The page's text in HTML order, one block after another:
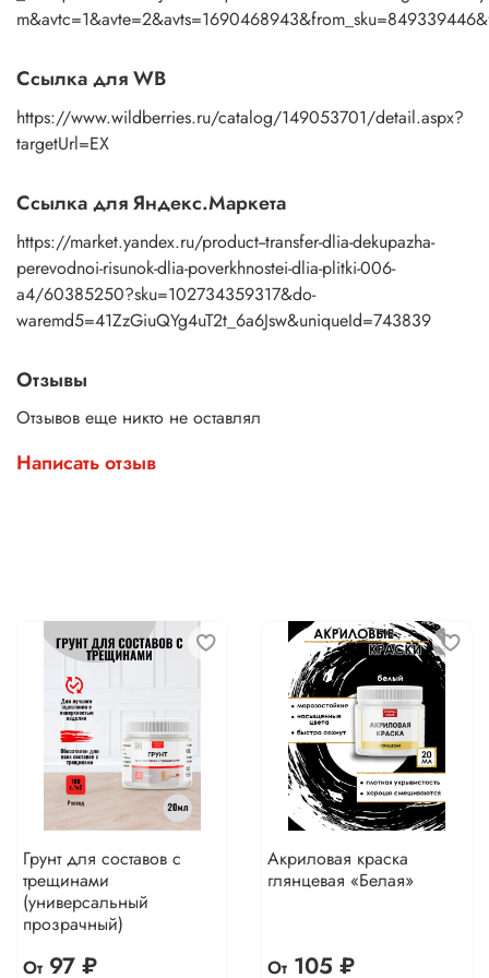
Ссылка для WB
https://www.wildberries.ru/catalog/149053701/detail.aspx?
targetUrl=EX
Ссылка для Яндекс.Маркета
https://market.yandex.ru/product--transfer-dlia-dekupazha-
perevodnoi-risunok-dlia-poverkhnostei-dlia-plitki-006-
a4/60385250?sku=102734359317&do-
waremd5=41ZzGiuQYg4uT2t_6a6Jsw&uniqueId=743839
Отзывы
Отзывов еще никто не оставлял
Написать отзыв
Грунт для составов с
трещинами
(универсальный
прозрачный)
От97 ₽
Акриловая краска
глянцевая «Белая»
От105 ₽